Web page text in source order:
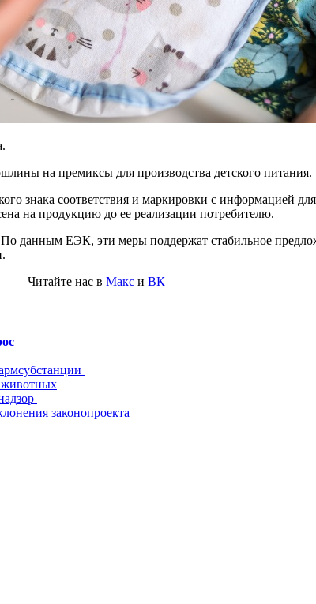
на премиксы для производства детского питания.
знака соответствия и маркировки с информацией
на продукцию до ее реализации потребителю.
данным ЕЭК, эти меры поддержат стабильное
Читайте нас в Макс и ВК
животных
законопроекта